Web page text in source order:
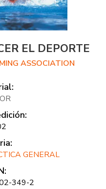
EL DEPORTE
ASSOCIATION
GENERAL
349-2